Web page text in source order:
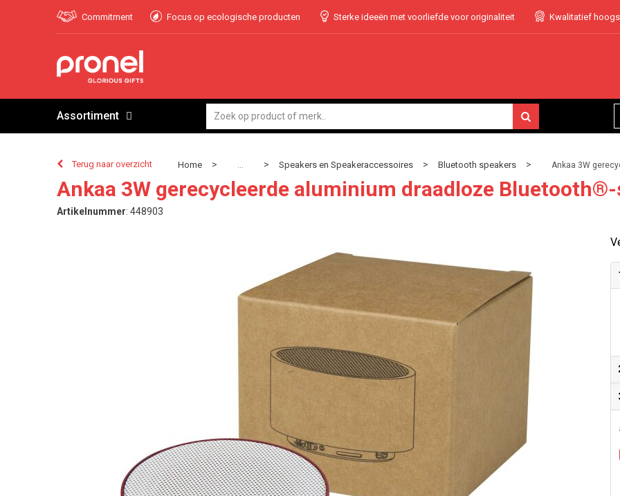
Commitment Focus op ecologische producten Sterke ideeën met voorliefde voor originaliteit Kwalitatief
Assortiment
Terug naar overzicht Home > ... > Speakers en Speakeraccessoires > Bluetooth speakers > Ankaa 3W
Ankaa 3W gerecycleerde aluminium draadloze
Artikelnummer: 448903